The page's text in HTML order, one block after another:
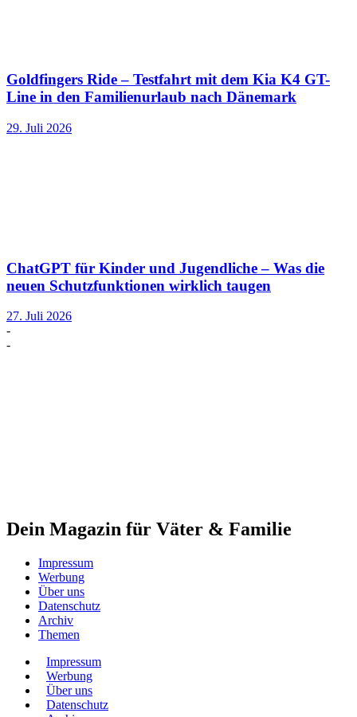
Goldfingers Ride – Testfahrt mit dem Kia K4 GT-
Line in den Familienurlaub nach Dänemark
29. Juli 2026
ChatGPT für Kinder und Jugendliche – Was die
neuen Schutzfunktionen wirklich taugen
27. Juli 2026
-
-
Dein Magazin für Väter & Familie
Impressum
Werbung
Über uns
Datenschutz
Archiv
Themen
Impressum
Werbung
Über uns
Datenschutz